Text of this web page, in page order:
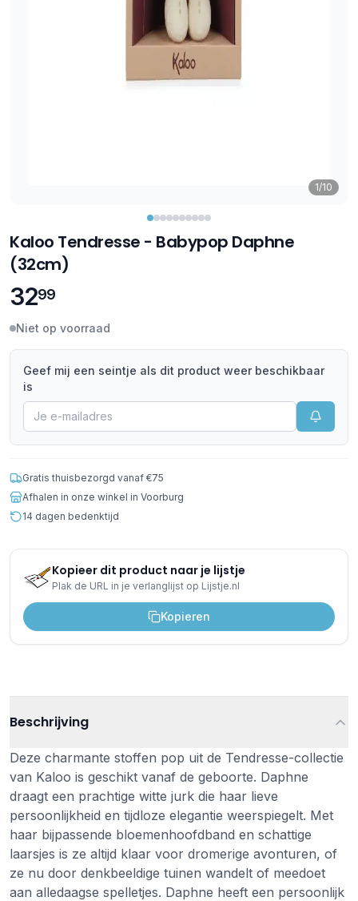
1/10
Kaloo Tendresse - Babypop Daphne
(32cm)
3299
Niet op voorraad
Geef mij een seintje als dit product weer beschikbaar
is
Gratis thuisbezorgd vanaf €75
Afhalen in onze winkel in Voorburg
14 dagen bedenktijd
Kopieer dit product naar je lijstje
Plak de URL in je verlanglijst op Lijstje.nl
Kopieren
Beschrijving
Deze charmante stoffen pop uit de Tendresse-collectie
van Kaloo is geschikt vanaf de geboorte. Daphne
draagt een prachtige witte jurk die haar lieve
persoonlijkheid en tijdloze elegantie weerspiegelt. Met
haar bijpassende bloemenhoofdband en schattige
laarsjes is ze altijd klaar voor dromerige avonturen, of
ze nu door denkbeeldige tuinen wandelt of meedoet
aan alledaagse spelletjes. Daphne heeft een persoonlijk